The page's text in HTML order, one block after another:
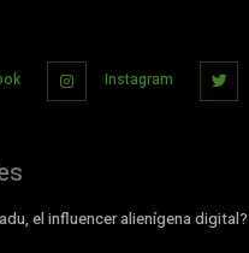
Instagram
el influencer alienígena digital?